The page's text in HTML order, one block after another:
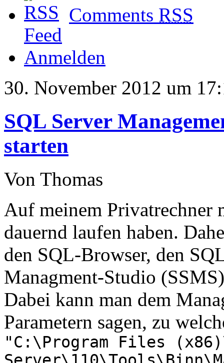
Comments RSS
Anmelden
30. November 2012 um
SQL Server
starten
Von Thomas
Auf meinem Privatrechner
dauernd laufen haben.
den SQL-Browser, den
Managment-Studio
Dabei kann man dem
Parametern sagen, zu
"C:\Program Files